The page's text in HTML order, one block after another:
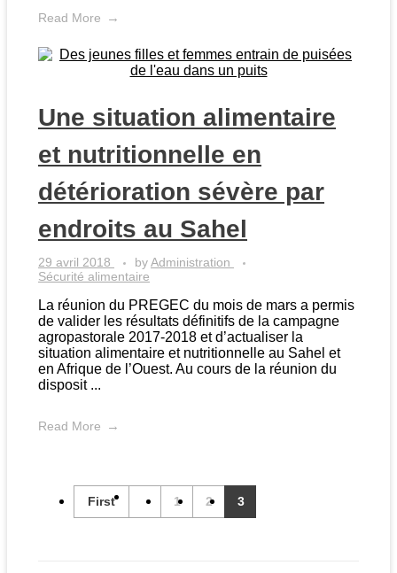
Read More
Une situation alimentaire
et nutritionnelle en
détérioration sévère par
endroits au Sahel
29 avril 2018 byAdministration
Sécurité alimentaire
La réunion du PREGEC du mois de mars a permis
de valider les résultats définitifs de la campagne
agropastorale 2017-2018 et d’actualiser la
situation alimentaire et nutritionnelle au Sahel et
en Afrique de l’Ouest. Au cours de la réunion du
disposit ...
Read More
First 1 2 3